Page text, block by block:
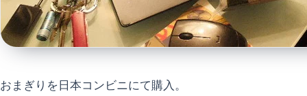
おまぎりを日本コンビニにて購入。